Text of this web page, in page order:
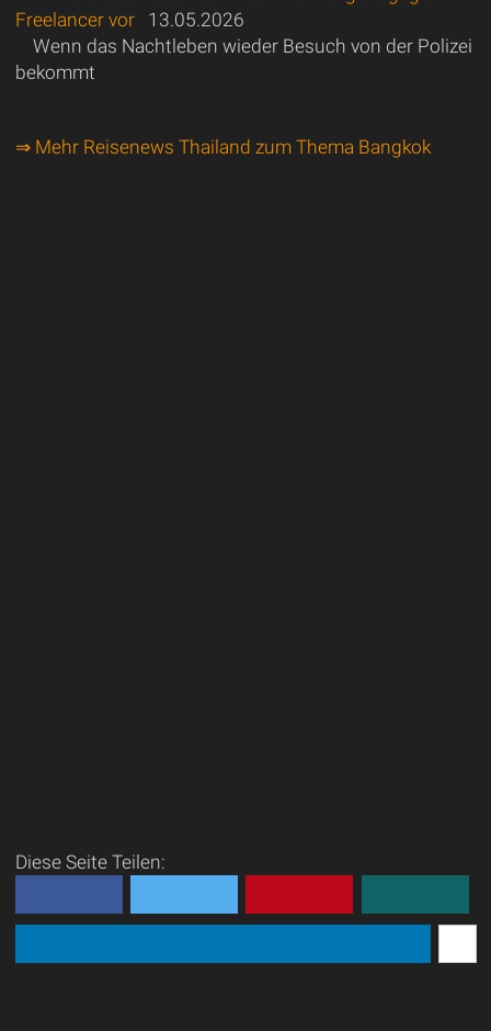
Freelancer vor13.05.2026
Wenn das Nachtleben wieder Besuch von der Polizei
bekommt
⇒ Mehr Reisenews Thailand zum Thema Bangkok
Diese Seite Teilen: